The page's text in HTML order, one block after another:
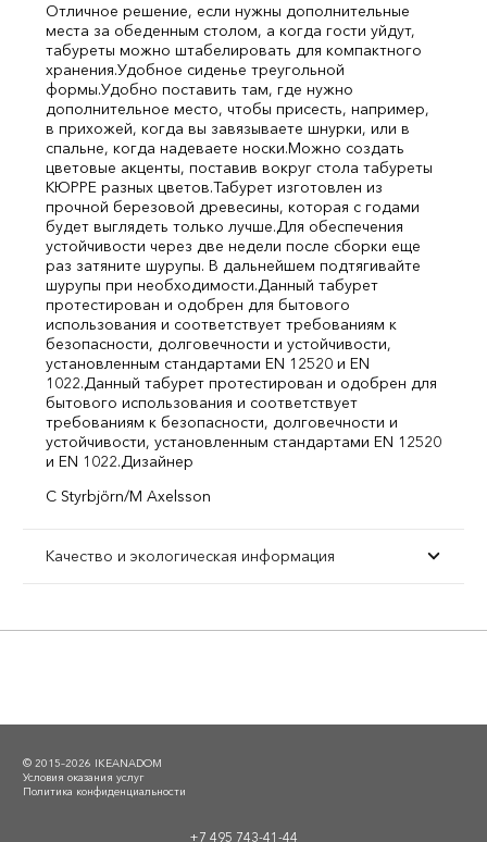
Отличное решение, если нужны дополнительные
места за обеденным столом, а когда гости уйдут,
табуреты можно штабелировать для компактного
хранения.Удобное сиденье треугольной
формы.Удобно поставить там, где нужно
дополнительное место, чтобы присесть, например,
в прихожей, когда вы завязываете шнурки, или в
спальне, когда надеваете носки.Можно создать
цветовые акценты, поставив вокруг стола табуреты
КЮРРЕ разных цветов.Табурет изготовлен из
прочной березовой древесины, которая с годами
будет выглядеть только лучше.Для обеспечения
устойчивости через две недели после сборки еще
раз затяните шурупы. В дальнейшем подтягивайте
шурупы при необходимости.Данный табурет
протестирован и одобрен для бытового
использования и соответствует требованиям к
безопасности, долговечности и устойчивости,
установленным стандартами EN 12520 и EN
1022.Данный табурет протестирован и одобрен для
бытового использования и соответствует
требованиям к безопасности, долговечности и
устойчивости, установленным стандартами EN 12520
и EN 1022.Дизайнер
C Styrbjörn/M Axelsson
Качество и экологическая информация
© 2015–2026 IKEANADOM
Условия оказания услуг
Политика конфиденциальности
+7 495 743-41-44